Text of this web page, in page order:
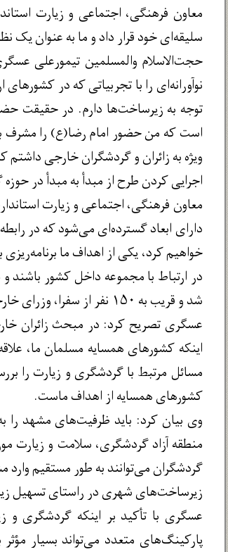
معاون فرهنگی، اجتماعی و زیارت
سلیقه‌ای خود قرار داد و ما به عنوان
حجت‌الاسلام والمسلمین تیمورعلی
نوآورانه‌ای را با تجربیاتی که در
توجه به زیرساخت‌ها دارم. در حقیقت
است که من حضور امام رضا(ع) را مشرف
ویژه به زائران و گردشگران خارجی داشتم
اجرایی کردن طرح از مبدأ به مبدأ در
معاون فرهنگی، اجتماعی و زیارت
دارای ابعاد گسترده‌ای می‌شود که در
خواهیم کرد، یکی از اهداف ما
در ارتباط با مجموعه داخل کشور باشند
شد و قریب به ۱۵۰ نفر از سفرا، وزرای خارجه و هیأت‌های کارشناسی وارد مشهد شدند.
عسگری تصریح کرد: در مبحث زائران
اینکه کشورهای همسایه مسلمان ما،
مسائل مرتبط با گردشگری و زیارت را
کشورهای همسایه از اهداف ماست.
وی بیان کرد: باید ظرفیت‌های مشهد را
منطقه آزاد گردشگری، سلامت و زیارت
گردشگران می‌توانند به طور مستقیم
زیرساخت‌های شهری در راستای تسهیل
عسگری با تأکید بر اینکه گردشگری و